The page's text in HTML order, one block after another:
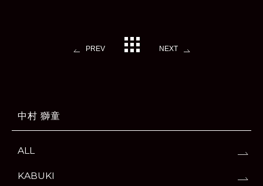
PREV NEXT
中村 獅童
ALL
KABUKI